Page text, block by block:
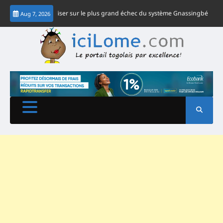
Skip
content
Aug 7, 2026
Capitaliser sur le plus grand échec du système Gnassingbé : opter pour